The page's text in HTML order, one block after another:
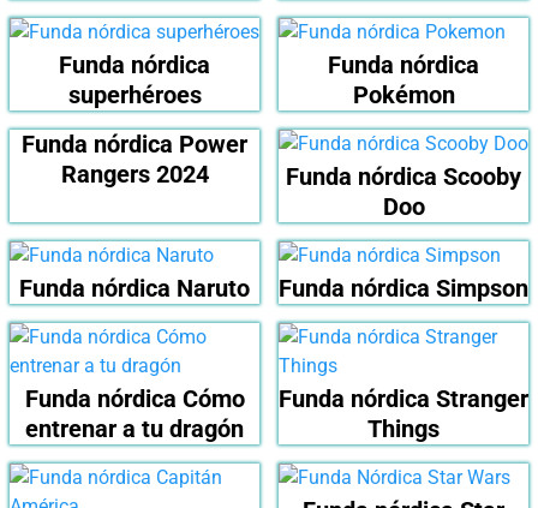
Funda nórdica
superhéroes
Funda nórdica
Pokémon
Funda nórdica Power
Rangers 2024
Funda nórdica Scooby
Doo
Funda nórdica Naruto Funda nórdica Simpson
Funda nórdica Cómo
entrenar a tu dragón
Funda nórdica Stranger
Things